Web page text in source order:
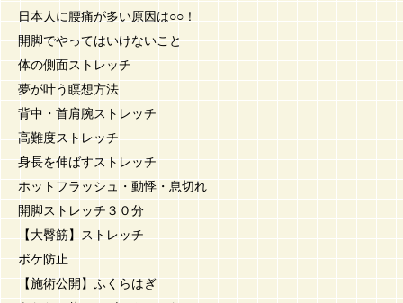
日本人に腰痛が多い原因は○○！
開脚でやってはいけないこと
体の側面ストレッチ
夢が叶う瞑想方法
背中・首肩腕ストレッチ
高難度ストレッチ
身長を伸ばすストレッチ
ホットフラッシュ・動悸・息切れ
開脚ストレッチ３０分
【大臀筋】ストレッチ
ボケ防止
【施術公開】ふくらはぎ